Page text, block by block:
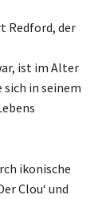
Redford, der
ist im Alter
sich in seinem
ikonische
Clou‘ und